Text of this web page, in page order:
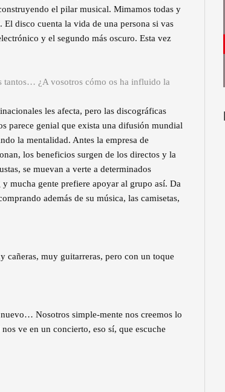
el pilar musical. Mimamos todas y
disco cuenta la vida de una persona si vas
y el segundo más oscuro. Esta vez
tantos… ¿A vosotros cómo os ha influido la
les afecta, pero las discográficas
parece genial que exista una difusión mundial
la mentalidad. Antes la empresa de
los beneficios surgen de los directos y la
se muevan a verte a determinados
mucha gente prefiere apoyar al grupo así. Da
además de su música, las camisetas,
cañeras, muy guitarreras, pero con un toque
Nosotros simple-mente nos creemos lo
ve en un concierto, eso sí, que escuche